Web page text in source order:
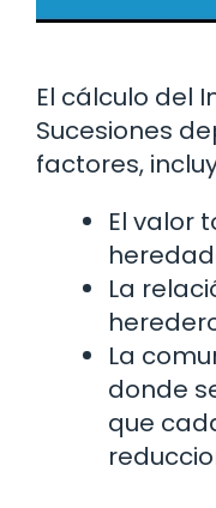
El cálculo del
Sucesiones
factores,
El valor
La
La
donde
que